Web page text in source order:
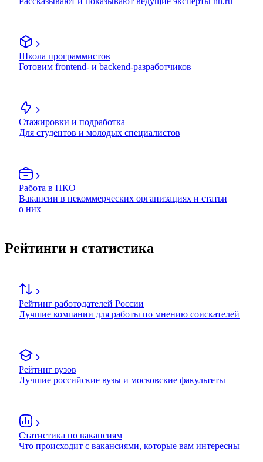
Школа программистов
Готовим frontend- и backend-разработчиков
Стажировки и подработка
Для студентов и молодых специалистов
Работа в НКО
Вакансии в некоммерческих организациях и статьи
о них
Рейтинги и статистика
Рейтинг работодателей России
Лучшие компании для работы по мнению соискателей
Рейтинг вузов
Лучшие российские вузы и московские факультеты
Статистика по вакансиям
Что происходит с вакансиями, которые вам интересны